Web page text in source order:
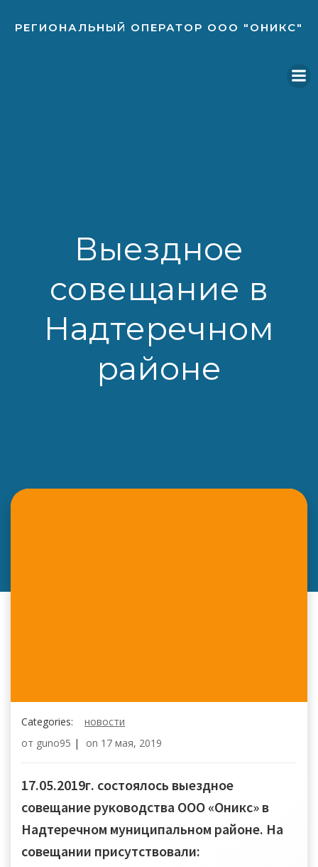
к
РЕГИОНАЛЬНЫЙ ОПЕРАТОР ООО "ОНИКС"
Выездное
совещание в
Надтеречном
районе
Categories:
новости
от guno95 | on 17 мая, 2019
17.05.2019г. состоялось выездное
совещание руководства ООО «Оникс» в
Надтеречном муниципальном районе. На
совещании присутствовали: